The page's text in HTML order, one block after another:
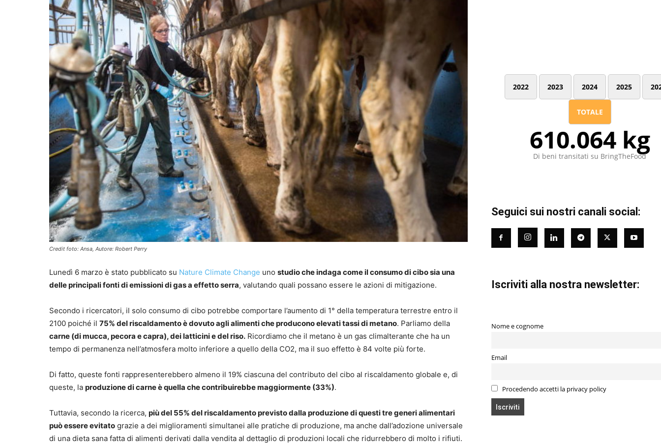
Credit foto: Ansa, Autore: Robert Perry
Lunedì 6 marzo è stato pubblicato su Nature Climate Change uno studio che indaga come il consumo di cibo sia una
delle principali fonti di emissioni di gas a effetto serra, valutando quali possano essere le azioni di mitigazione.
Secondo i ricercatori, il solo consumo di cibo potrebbe comportare l’aumento di 1° della temperatura terrestre entro il
2100 poiché il 75% del riscaldamento è dovuto agli alimenti che producono elevati tassi di metano. Parliamo della
carne (di mucca, pecora e capra), dei latticini e del riso. Ricordiamo che il metano è un gas climalterante che ha un
tempo di permanenza nell’atmosfera molto inferiore a quello della CO2, ma il suo effetto è 84 volte più forte.
Di fatto, queste fonti rappresenterebbero almeno il 19% ciascuna del contributo del cibo al riscaldamento globale e, di
queste, la produzione di carne è quella che contribuirebbe maggiormente (33%).
Tuttavia, secondo la ricerca, più del 55% del riscaldamento previsto dalla produzione di questi tre generi alimentari
può essere evitato grazie a dei miglioramenti simultanei alle pratiche di produzione, ma anche dall’adozione universale
di una dieta sana fatta di alimenti derivati dalla vendita al dettaglio di produzioni locali che ridurrebbero di molto i rifiuti.
2022 2023 2024 2025
TOTALE
610.064 kg
Di beni transitati su BringTheFood
Seguici sui nostri canali social:
Iscriviti alla nostra newsletter:
Nome e cognome
Email
Procedendo accetti la privacy policy